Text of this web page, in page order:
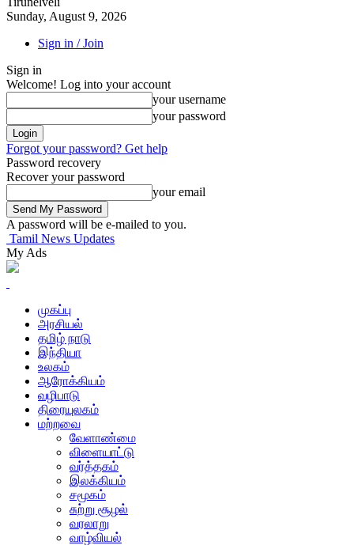
Sunday, August 9, 2026
Sign in / Join
Sign in
Welcome! Log into your account
your username
your password
Forgot your password? Get help
Password recovery
Recover your password
your email
A password will be e-mailed to you.
Tamil News Updates
My Ads
முகப்பு
அரசியல்
தமிழ் நாடு
இந்தியா
உலகம்
ஆரோக்கியம்
வழிபாடு
திரையுலகம்
மற்றவை
வேளாண்மை
விளையாட்டு
வர்த்தகம்
இலக்கியம்
சமூகம்
சுற்று சூழல்
வரலாறு
வாழ்வியல்